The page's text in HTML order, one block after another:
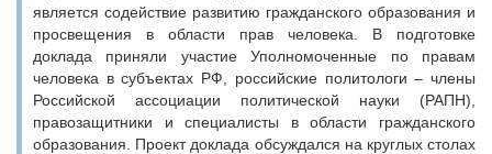
является содействие развитию гражданского образования и
просвещения в области прав человека. В подготовке
доклада приняли участие Уполномоченные по правам
человека в субъектах РФ, российские политологи – члены
Российской ассоциации политической науки (РАПН),
правозащитники и специалисты в области гражданского
образования. Проект доклада обсуждался на круглых столах